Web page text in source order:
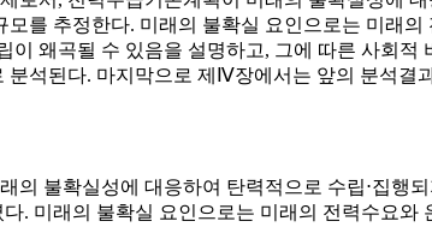
를 추정한다. 미래의 불확실 요인으로는 미래
왜곡될 수 있음을 설명하고, 그에 따른 사회
석된다. 마지막으로 제Ⅳ장에서는 앞의 분석결
불확실성에 대응하여 탄력적으로 수립⋅집행
. 미래의 불확실 요인으로는 미래의 전력수요와